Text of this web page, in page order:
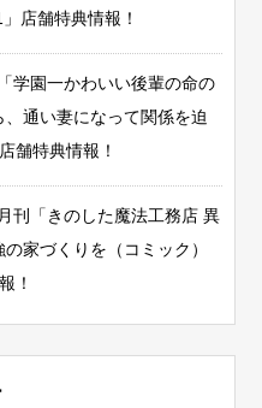
店舗特典情報！
学園一かわいい後輩の命の
、通い妻になって関係を迫
舗特典情報！
刊「きのした魔法工務店 異
家づくりを（コミック）
！